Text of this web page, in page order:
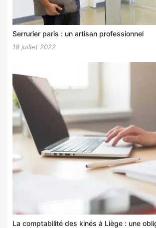
Serrurier paris : un artisan professionnel
18 juillet 2022
La comptabilité des kinés à Liège : une